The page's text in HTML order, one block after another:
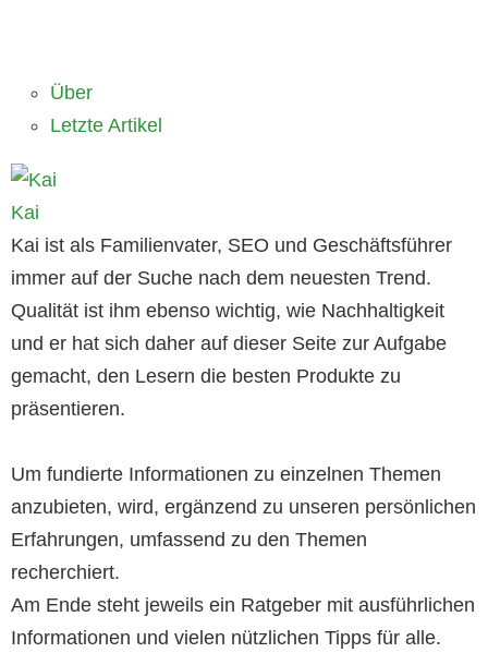
Über
Letzte Artikel
Kai
Kai ist als Familienvater, SEO und Geschäftsführer
immer auf der Suche nach dem neuesten Trend.
Qualität ist ihm ebenso wichtig, wie Nachhaltigkeit
und er hat sich daher auf dieser Seite zur Aufgabe
gemacht, den Lesern die besten Produkte zu
präsentieren.
Um fundierte Informationen zu einzelnen Themen
anzubieten, wird, ergänzend zu unseren persönlichen
Erfahrungen, umfassend zu den Themen
recherchiert.
Am Ende steht jeweils ein Ratgeber mit ausführlichen
Informationen und vielen nützlichen Tipps für alle.